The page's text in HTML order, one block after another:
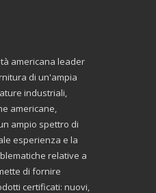
americana leader
di un'ampia
industriali,
americane,
ampio spettro di
esperienza e la
relative a
di fornire
certificati: nuovi,